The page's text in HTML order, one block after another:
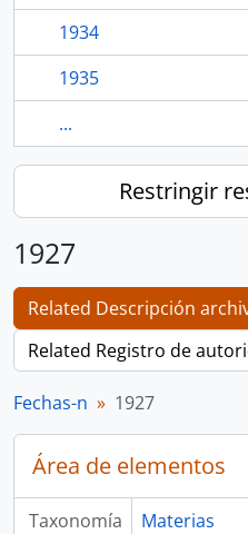
1934
1935
...
Restringir
1927
Related Descripción
Related Registro de
Fechas-n 1927
Área de elementos
Taxonomía
Materias